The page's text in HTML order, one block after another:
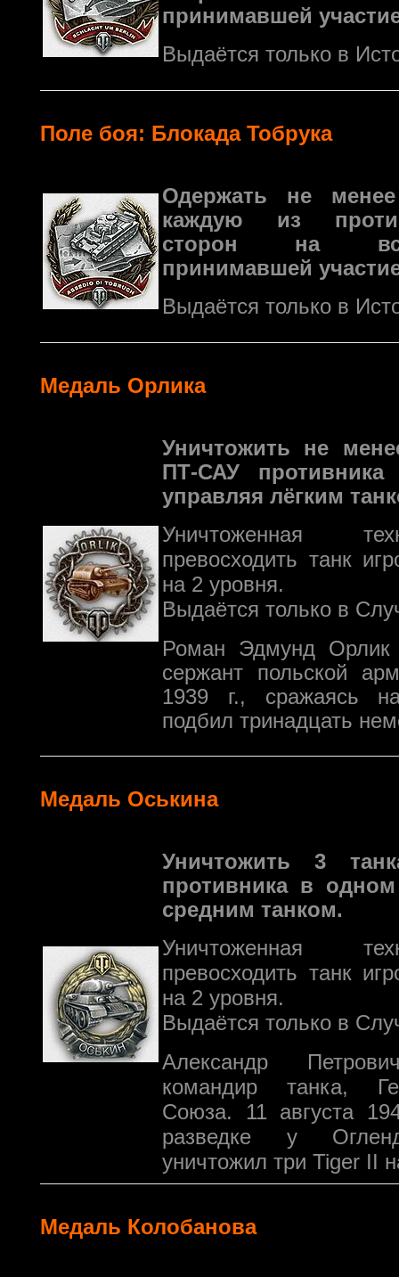
принимавшей
Выдаётся только в
Поле боя: Блокада Тобрука
Одержать не
каждую из
сторон на
принимавшей
Выдаётся только в
Медаль Орлика
Уничтожить не
ПТ-САУ
управляя лёгким
Уничтоженная
превосходить танк
на 2 уровня.
Выдаётся только в
Роман Эдмунд
сержант польской
1939 г., сражаясь
подбил тринадцать
Медаль Оськина
Уничтожить 3
противника в
средним танком.
Уничтоженная
превосходить танк
на 2 уровня.
Выдаётся только в
Александр
командир танка,
Союза. 11 августа
разведке у
уничтожил три Tiger II
Медаль Колобанова